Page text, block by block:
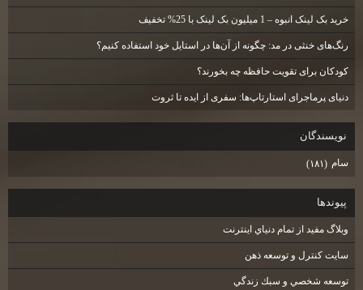
خرید بک لینک انبوه – 1 میلیون بک لینک با 25% تخفیف
رنگ‌های خنثی در مد: چگونه از آن‌ها در استایل خود استفاده کنیم؟
کودکان برای تقویت حافظه چه بخورند؟
دنیای پرماجرای استارتاپ‌ها: سفری از ایده تا ثروت
نويسندگان
سام (۱۸۱)
پيوندها
وبلاگ مفيد از تمام دنياي اينترنت
سايت كنترل و توسعه ذهن
توسعه شخصي و سبك زندگي